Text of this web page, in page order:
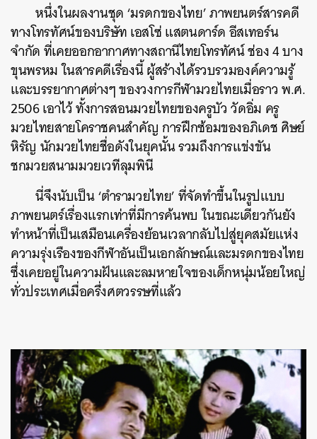
หนึ่งในผลงานชุด ‘มรดกของไทย’ ภาพยนตร์สารคดี
ทางโทรทัศน์ของบริษัท เอสโซ่ แสตนดาร์ด อีสเทอร์น
จำกัด ที่เคยออกอากาศทางสถานีไทยโทรทัศน์ ช่อง 4 บาง
ขุนพรหม ในสารคดีเรื่องนี้ ผู้สร้างได้รวบรวมองค์ความรู้
และบรรยากาศต่างๆ ของวงการกีฬามวยไทยเมื่อราว พ.ศ.
2506 เอาไว้ ทั้งการสอนมวยไทยของครูบัว วัดอิ่ม ครู
มวยไทยสายโคราชคนสำคัญ การฝึกซ้อมของอภิเดช ศิษย์
หิรัญ นักมวยไทยชื่อดังในยุคนั้น รวมถึงการแข่งขัน
ชกมวยสนามมวยเวทีลุมพินี
นี่จึงนับเป็น ‘ตำรามวยไทย’ ที่จัดทำขึ้นในรูปแบบ
ภาพยนตร์เรื่องแรกเท่าที่มีการค้นพบ ในขณะเดียวกันยัง
ทำหน้าที่เป็นเสมือนเครื่องย้อนเวลากลับไปสู่ยุคสมัยแห่ง
ความรุ่งเรืองของกีฬาอันเป็นเอกลักษณ์และมรดกของไทย
ซึ่งเคยอยู่ในความฝันและลมหายใจของเด็กหนุ่มน้อยใหญ่
ทั่วประเทศเมื่อครึ่งศตวรรษที่แล้ว